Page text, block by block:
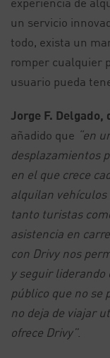
un servicio
todo, exista un
romper cualquier
usuario pueda
Jorge F.
añadido que “en
desplazamientos
en el que crece
alquilan vehículos
tanto turistas
asistencia en
con Drivy nos
y seguir liderando
público que no se
no deja de viajar
ofrece Drivy”.